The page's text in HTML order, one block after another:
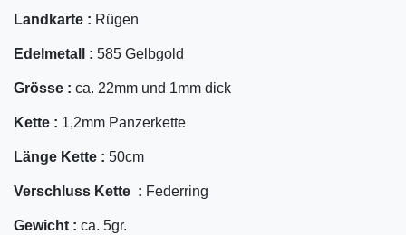
Landkarte : Rügen
Edelmetall : 585 Gelbgold
Grösse : ca. 22mm und 1mm dick
Kette : 1,2mm Panzerkette
Länge Kette : 50cm
Verschluss Kette : Federring
Gewicht : ca. 5gr.